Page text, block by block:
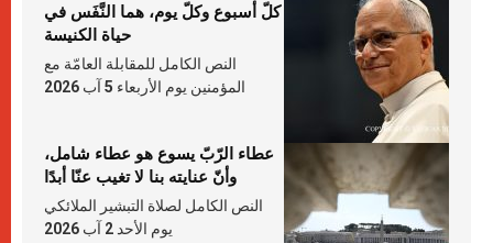
كلّ أسبوع وكلّ يوم، هما النَّفَس في
حياة الكنيسة
النص الكامل للمقابلة العامّة مع
المؤمنين يوم الأربعاء 5 آب 2026
عطاء الرّبّ يسوع هو عطاء شامل،
وأنّ عنايته بنا لا تغيب عنّا أبدًا
النص الكامل لصلاة التبشير الملائكي
يوم الأحد 2 آب 2026